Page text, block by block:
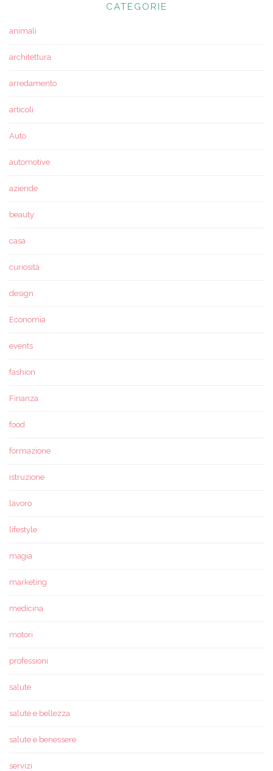
CATEGORIE
animali
architettura
arredamento
articoli
Auto
automotive
aziende
beauty
casa
curiosità
design
Economia
events
fashion
Finanza
food
formazione
istruzione
lavoro
lifestyle
magia
marketing
medicina
motori
professioni
salute
salute e bellezza
salute e benessere
servizi